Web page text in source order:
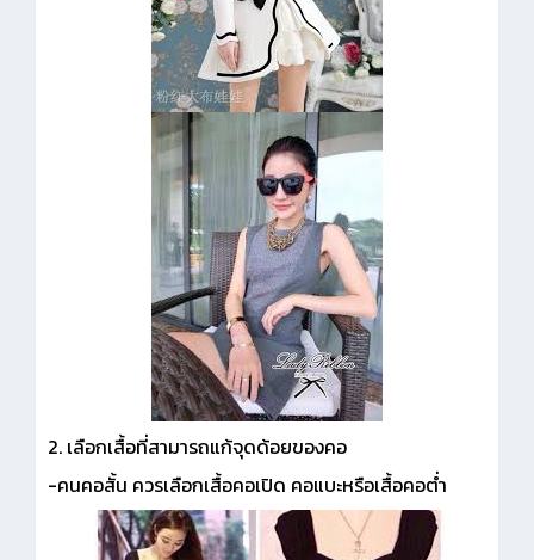
2. เลือกเสื้อที่สามารถแก้จุดด้อยของคอ
-คนคอสั้น ควรเลือกเสื้อคอเปิด คอแบะหรือเสื้อคอต่ำ